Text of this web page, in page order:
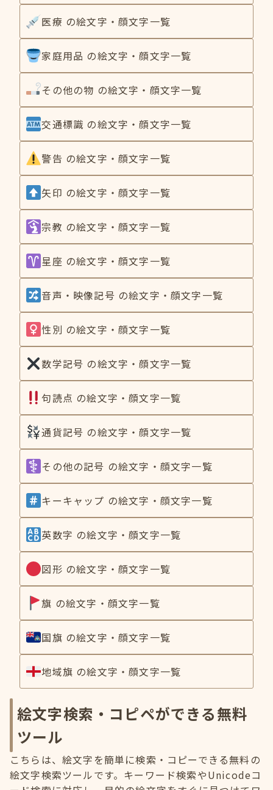
医療 の絵文字・顔文字一覧
家庭用品 の絵文字・顔文字一覧
その他の物 の絵文字・顔文字一覧
交通標識 の絵文字・顔文字一覧
警告 の絵文字・顔文字一覧
矢印 の絵文字・顔文字一覧
宗教 の絵文字・顔文字一覧
星座 の絵文字・顔文字一覧
音声・映像記号 の絵文字・顔文字一覧
性別 の絵文字・顔文字一覧
数学記号 の絵文字・顔文字一覧
句読点 の絵文字・顔文字一覧
通貨記号 の絵文字・顔文字一覧
その他の記号 の絵文字・顔文字一覧
キーキャップ の絵文字・顔文字一覧
英数字 の絵文字・顔文字一覧
図形 の絵文字・顔文字一覧
旗 の絵文字・顔文字一覧
国旗 の絵文字・顔文字一覧
地域旗 の絵文字・顔文字一覧
絵文字検索・コピペができる無料
ツール
こちらは、絵文字を簡単に検索・コピーできる無料の
絵文字検索ツールです。キーワード検索やUnicodeコ